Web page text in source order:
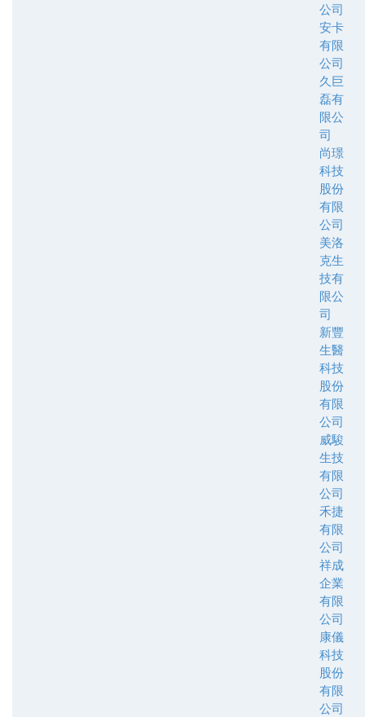
公司
安卡
有限
公司
久巨
磊有
限公
司
尚璟
科技
股份
有限
公司
美洛
克生
技有
限公
司
新豐
生醫
科技
股份
有限
公司
威駿
生技
有限
公司
禾捷
有限
公司
祥成
企業
有限
公司
康儀
科技
股份
有限
公司